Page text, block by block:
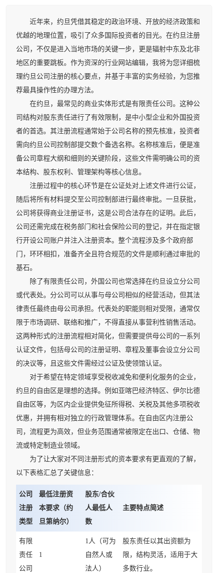
近年来，约旦凭借其稳定的政治环境、开放的经济政策和
优越的地理位置，吸引了众多国际投资者的目光。在约旦注册
公司，不仅是进入当地市场的关键一步，更是辐射中东及北非
地区的重要跳板。作为资深的行业网站编辑，我将为您详细梳
理约旦公司注册的核心要点，并基于丰富的实务经验，为您推
荐最具操作性的办理方法。
在约旦，最常见的商业实体形式是有限责任公司。这种公
司结构对股东责任进行了有效限制，是中小型企业和外国投资
者的首选。其注册流程通常始于公司名称的预先核准，投资者
需向约旦公司控制部提交数个备选名称。名称核准后，便是准
备公司章程大纲和细则的关键阶段，这些文件需明确公司的资
本结构、股东权利、管理架构等核心信息。
注册过程中的核心环节是在公证处对上述文件进行公证，
随后将所有材料提交至公司控制部进行最终审批。一旦获批，
公司将获得商业注册证书，这是公司合法存在的证明。此后，
公司还需完成在税务部门和社会保险公司的登记，并在指定银
行开设公司账户并注入注册资本。整个流程涉及多个政府部
门，环环相扣，准备齐全且符合规范的文件是顺利通过审批的
基石。
除了有限责任公司，外国公司也常选择在约旦设立分公司
或代表处。分公司可以从事与母公司相似的经营活动，但其法
律责任最终由母公司承担。代表处的职能则相对受限，通常仅
限于市场调研、联络和推广，不得直接从事营利性销售活动。
这两种形式的注册流程相对简化，但需要提供母公司的一系列
认证文件，包括母公司的注册证明、章程及董事会设立分公司
的决议等，且这些文件需经过公证及使领馆认证。
对于希望在特定领域享受税收减免和便利化服务的企业，
约旦的自由区是理想的选择。例如亚喀巴经济特区、伊尔比德
自由区等，为区内企业提供免征所得税、关税及其他多项税收
优惠，并拥有相对独立的行政管理体系。在自由区内注册公
司，流程更为高效，但业务范围通常被限定在出口、仓储、物
流或特定制造业领域。
为了让大家对不同注册形式的资本要求有更直观的了解，
以下表格汇总了关键信息：
公司
注册
类型
最低注册资
本要求（约
旦第纳尔）
股东/合伙
人最低人
数
主要特点简述
有限
责任
公司
1
1人（可为
自然人或
法人）
股东责任以其出资额为
限，结构灵活，适用于大
多数行业。